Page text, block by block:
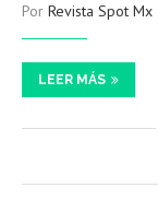
Por Revista Spot Mx
LEER MÁS